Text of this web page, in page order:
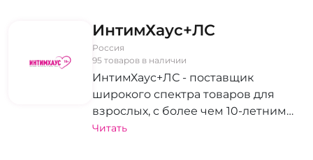
ИнтимХаус+ЛС
Россия
95 товаров в наличии
ИнтимХаус+ЛС - поставщик
широкого спектра товаров для
взрослых, с более чем 10-летним
опытом на рынке. Бренд стремится
Читать